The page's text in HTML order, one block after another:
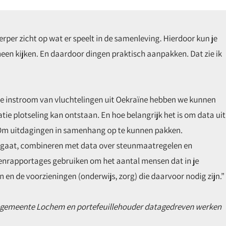
zicht op wat er speelt in de samenleving. Hierdoor kun je
kijken. En daardoor dingen praktisch aanpakken. Dat zie ik
instroom van vluchtelingen uit Oekraïne hebben we kunnen
plotseling kan ontstaan. En hoe belangrijk het is om data uit
uitdagingen in samenhang op te kunnen pakken.
combineren met data over steunmaatregelen en
gebruiken om het aantal mensen dat in je
de voorzieningen (onderwijs, zorg) die daarvoor nodig zijn.”
Lochem en portefeuillehouder datagedreven werken